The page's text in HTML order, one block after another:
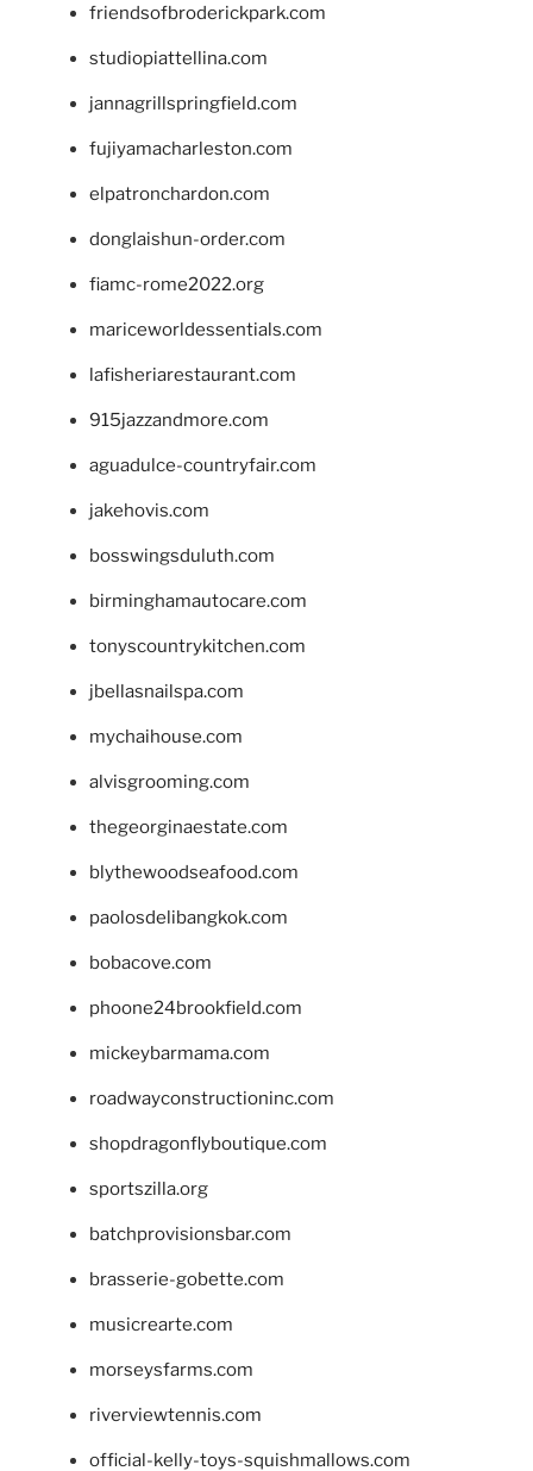
friendsofbroderickpark.com
studiopiattellina.com
jannagrillspringfield.com
fujiyamacharleston.com
elpatronchardon.com
donglaishun-order.com
fiamc-rome2022.org
mariceworldessentials.com
lafisheriarestaurant.com
915jazzandmore.com
aguadulce-countryfair.com
jakehovis.com
bosswingsduluth.com
birminghamautocare.com
tonyscountrykitchen.com
jbellasnailspa.com
mychaihouse.com
alvisgrooming.com
thegeorginaestate.com
blythewoodseafood.com
paolosdelibangkok.com
bobacove.com
phoone24brookfield.com
mickeybarmama.com
roadwayconstructioninc.com
shopdragonflyboutique.com
sportszilla.org
batchprovisionsbar.com
brasserie-gobette.com
musicrearte.com
morseysfarms.com
riverviewtennis.com
official-kelly-toys-squishmallows.com